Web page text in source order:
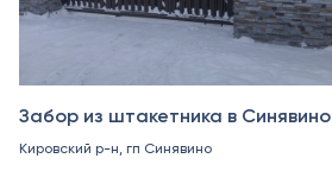
Забор из штакетника в Синявино
Кировский р-н, гп Синявино